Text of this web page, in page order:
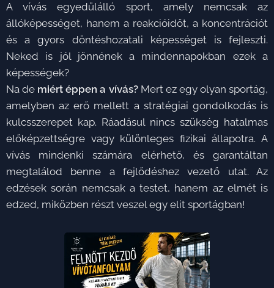
A vívás egyedülálló sport, amely nemcsak az
állóképességet, hanem a reakcióidőt, a koncentrációt
és a gyors döntéshozatali képességet is fejleszti.
Neked is jól jönnének a mindennapokban ezek a
képességek?
Na de miért éppen a vívás?Mert ez egy olyan sportág,
amelyben az erő mellett a stratégiai gondolkodás is
kulcsszerepet kap. Ráadásul nincs szükség hatalmas
előképzettségre vagy különleges fizikai állapotra. A
vívás mindenki számára elérhető, és garantáltan
megtalálod benne a fejlődéshez vezető utat. Az
edzések során nemcsak a testet, hanem az elmét is
edzed, miközben részt veszel egy elit sportágban!